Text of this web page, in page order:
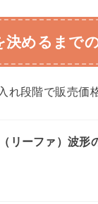
めるまで
段階で販売価
リーファ）波形